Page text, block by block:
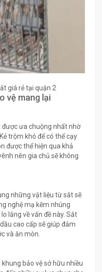
giá rẻ tại quận 2
vệ mang lại
được ưa chuộng nhất nhờ
trộm khó để có thể cạy
được thể hiện qua khả
nên gia chủ sẽ không
những vật liệu từ sắt sẽ
nghệ mạ kẽm nhúng
lắng về vấn đề này. Sắt
cao cấp sẽ giúp đảm
và ăn mòn.
bảo vệ sở hữu nhiều